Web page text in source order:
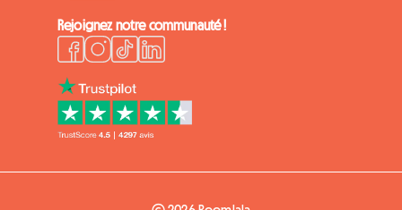
Rejoignez notre communauté !